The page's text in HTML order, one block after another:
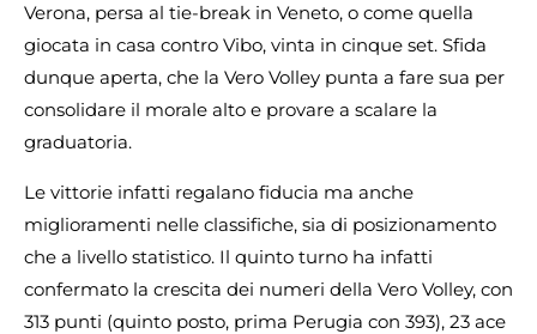
Verona, persa al tie-break in Veneto, o come quella
giocata in casa contro Vibo, vinta in cinque set. Sfida
dunque aperta, che la Vero Volley punta a fare sua per
consolidare il morale alto e provare a scalare la
graduatoria.
Le vittorie infatti regalano fiducia ma anche
miglioramenti nelle classifiche, sia di posizionamento
che a livello statistico. Il quinto turno ha infatti
confermato la crescita dei numeri della Vero Volley, con
313 punti (quinto posto, prima Perugia con 393), 23 ace